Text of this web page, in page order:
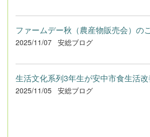
ファームデー秋（農産物販売会）の
2025/11/07 安総ブログ
2025/11/05 安総ブログ